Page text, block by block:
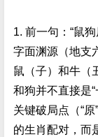
1. 前一句：“鼠
字面渊源（地支
鼠（子）和牛（
和狗并不直接是“
关键破局点（“
的生肖配对，而